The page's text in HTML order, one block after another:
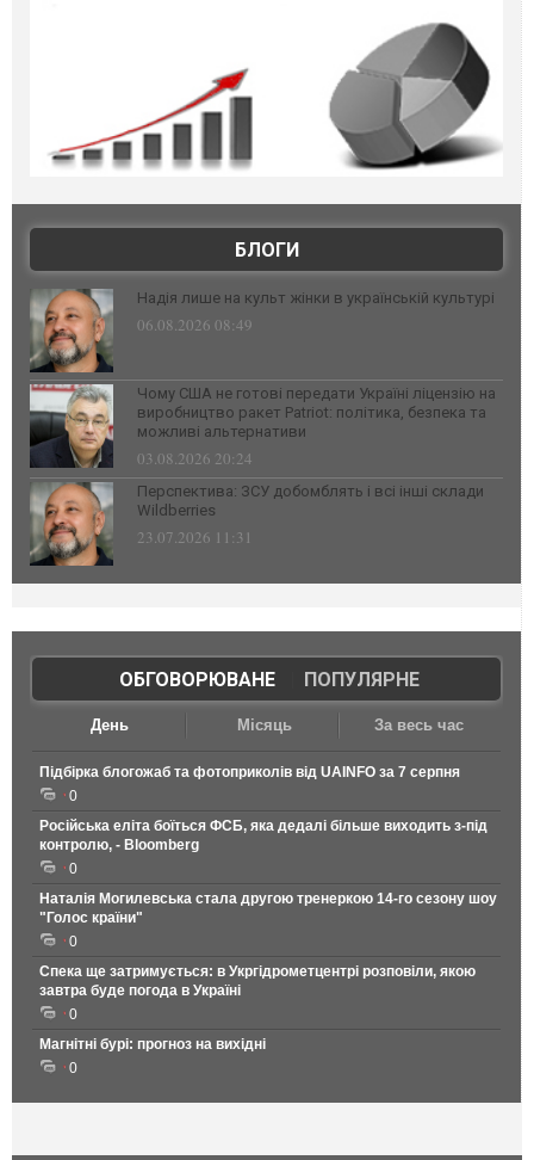
БЛОГИ
Надія лише на культ жінки в українській культурі
06.08.2026 08:49
Чому США не готові передати Україні ліцензію на
виробництво ракет Patriot: політика, безпека та
можливі альтернативи
03.08.2026 20:24
Перспектива: ЗСУ добомблять і всі інші склади
Wildberries
23.07.2026 11:31
ОБГОВОРЮВАНЕ| ПОПУЛЯРНЕ
День Місяць За весь час
Підбірка блогожаб та фотоприколів від UAINFO за 7 серпня
0
Російська еліта боїться ФСБ, яка дедалі більше виходить з-під
контролю, - Bloomberg
0
Наталія Могилевська стала другою тренеркою 14-го сезону шоу
"Голос країни"
0
Спека ще затримується: в Укргідрометцентрі розповіли, якою
завтра буде погода в Україні
0
Магнітні бурі: прогноз на вихідні
0